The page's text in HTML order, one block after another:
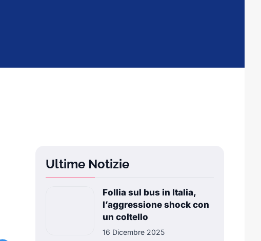
Ultime Notizie
Follia sul bus in Italia,
l’aggressione shock con
un coltello
16 Dicembre 2025